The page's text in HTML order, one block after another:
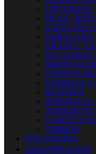
LINTERNAS
PILAS -
CINTA
EMBALAJES
GRAPAS -
SIMON
ZAPATOS
CUERDAS Y
BUZONES
PERSIANAS
ADHESIVOS
CABLES Y
TIMBRES
FONTANERIA
 ILUMINACION